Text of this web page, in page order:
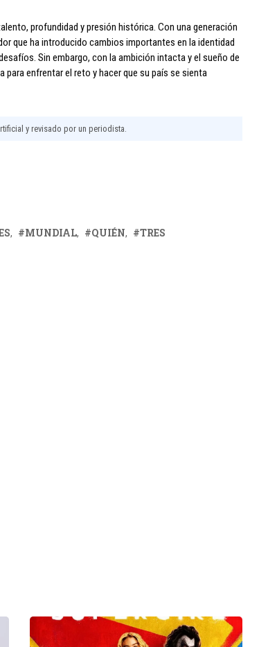
profundidad y presión histórica. Con una generación
que ha introducido cambios importantes en la identidad
Sin embargo, con la ambición intacta y el sueño de
enfrentar el reto y hacer que su país se sienta
y revisado por un periodista.
MUNDIAL QUIÉN TRES